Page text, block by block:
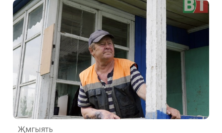
Җәмгыять